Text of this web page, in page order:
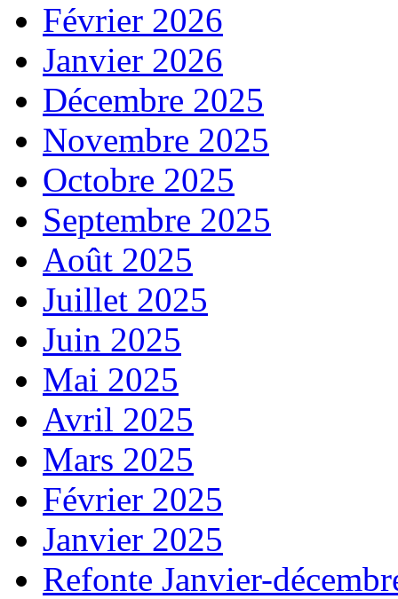
Février 2026
Janvier 2026
Décembre 2025
Novembre 2025
Octobre 2025
Septembre 2025
Août 2025
Juillet 2025
Juin 2025
Mai 2025
Avril 2025
Mars 2025
Février 2025
Janvier 2025
Refonte Janvier-